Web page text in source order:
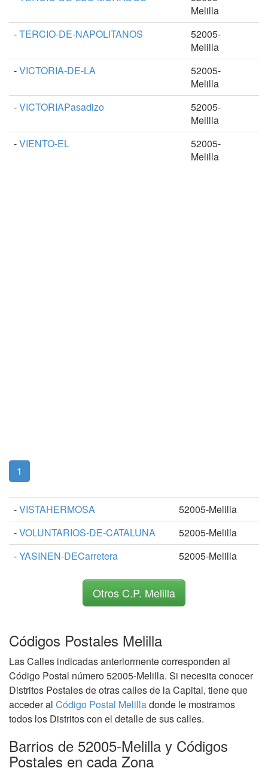
Melilla
-TERCIO-DE-NAPOLITANOS
52005-
Melilla
-VICTORIA-DE-LA
52005-
Melilla
-VICTORIAPasadizo
52005-
Melilla
-VIENTO-EL
52005-
Melilla
1
-VISTAHERMOSA
52005-Melilla
-VOLUNTARIOS-DE-CATALUNA
52005-Melilla
-YASINEN-DECarretera 52005-Melilla
Otros C.P. Melilla
Códigos Postales Melilla
Las Calles indicadas anteriormente corresponden al
Código Postal número 52005-Melilla. Si necesita conocer
Distritos Postales de otras calles de la Capital, tiene que
acceder al Código Postal Melilladonde le mostramos
todos los Distritos con el detalle de sus calles.
Barrios de 52005-Melilla y Códigos
Postales en cada Zona